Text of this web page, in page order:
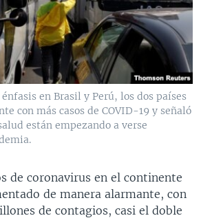
Y CULTURA
VOA
énfasis en Brasil y Perú, los dos países
con más casos de COVID-19 y señaló
están empezando a verse
de coronavirus en el continente
de manera alarmante, con
de contagios, casi el doble